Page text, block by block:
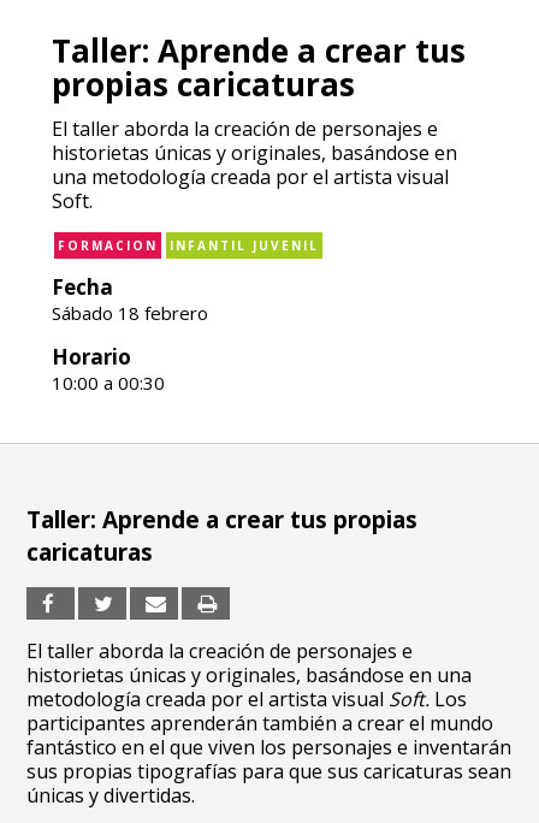
Taller: Aprende a crear tus
propias caricaturas
El taller aborda la creación de personajes e
historietas únicas y originales, basándose en
una metodología creada por el artista visual
Soft.
FORMACION INFANTIL JUVENIL
Fecha
Sábado 18 febrero
Horario
10:00 a 00:30
Taller: Aprende a crear tus propias
caricaturas
El taller aborda la creación de personajes e
historietas únicas y originales, basándose en una
metodología creada por el artista visual Soft. Los
participantes aprenderán también a crear el mundo
fantástico en el que viven los personajes e inventarán
sus propias tipografías para que sus caricaturas sean
únicas y divertidas.